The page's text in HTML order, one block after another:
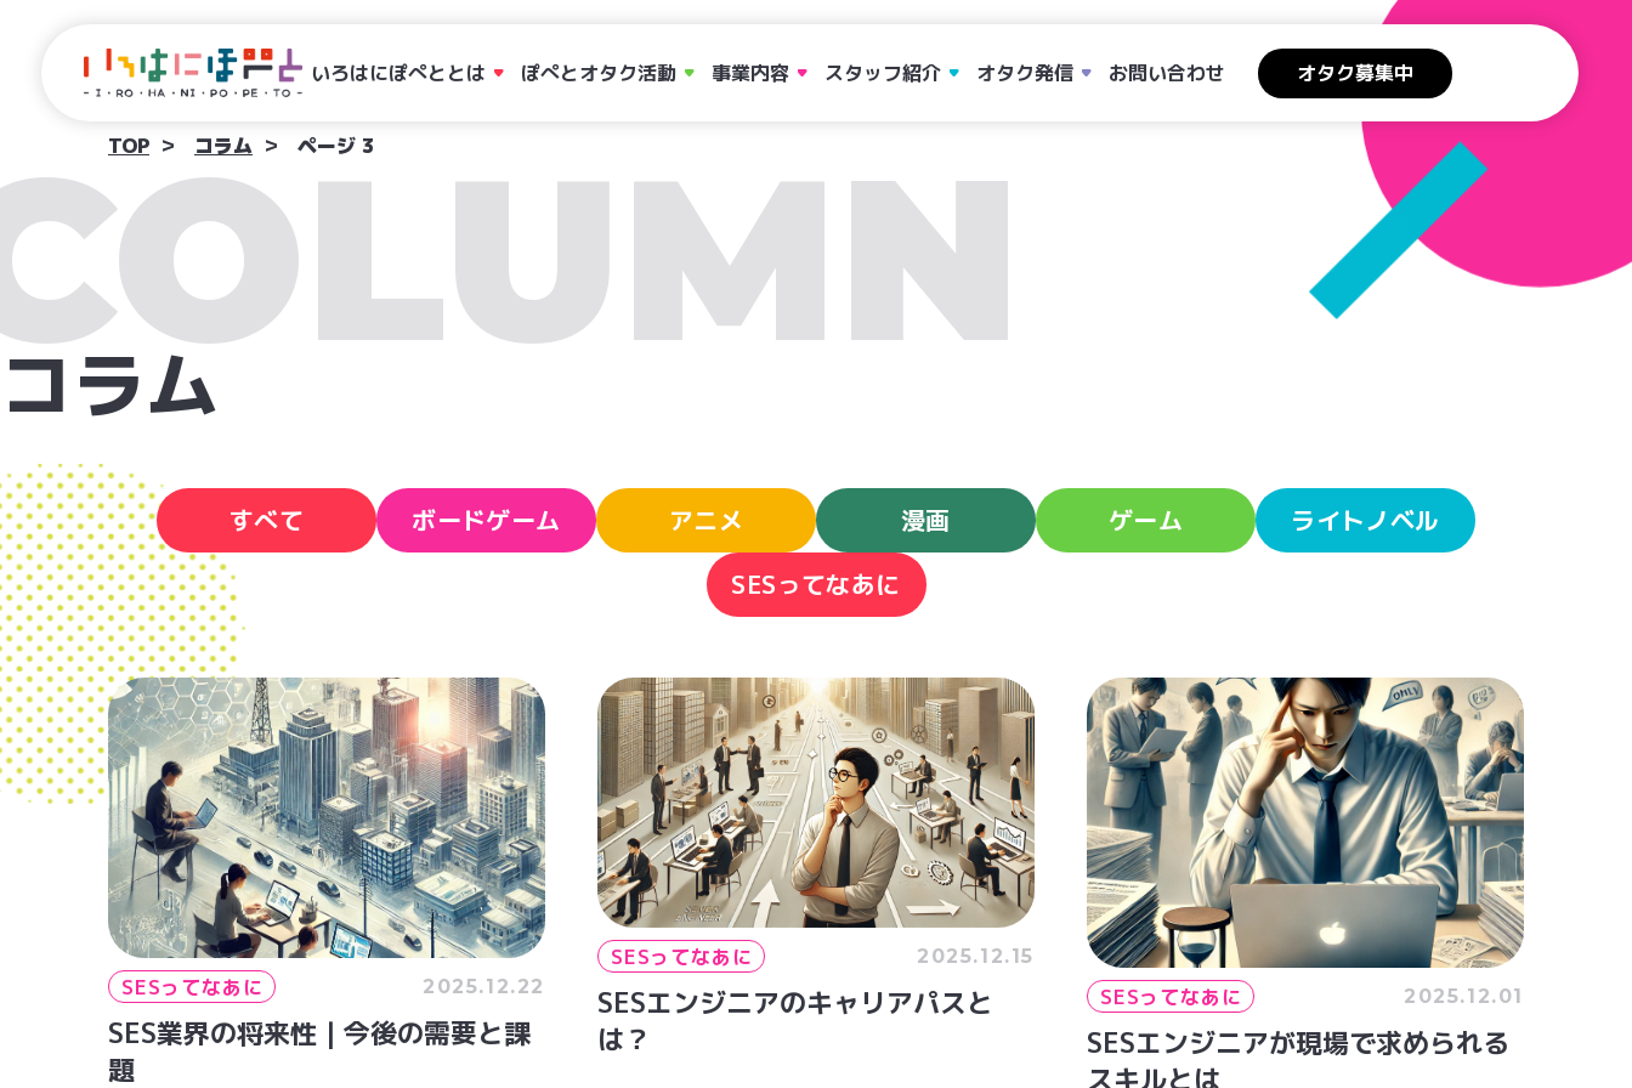
いろはにぽぺととは ぽぺとオタク活動 事業内容 スタッフ紹介 オタク発信 お問い合わせ オタク募集中
TOP コラム ページ 3
コラム
すべて ボードゲーム アニメ 漫画 ゲーム
ライトノベル
SESってなあに
SESってなあに 2025.12.22
SES業界の将来性｜今後の需要と課
題
SESってなあに 2025.12.15
SESエンジニアのキャリアパスと
は？
SESってなあに 2025.12.01
SESエンジニアが現場で求められる
スキルとは